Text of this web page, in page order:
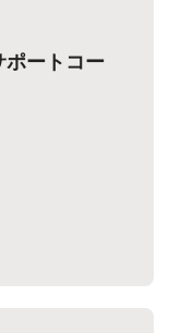
ポートコー